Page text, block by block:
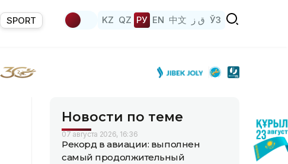
SPORT KZ QZ РУ EN 中文 ق ز ЎЗ
Новости по теме
07 августа 2026, 16:36
Рекорд в авиации: выполнен
самый продолжительный